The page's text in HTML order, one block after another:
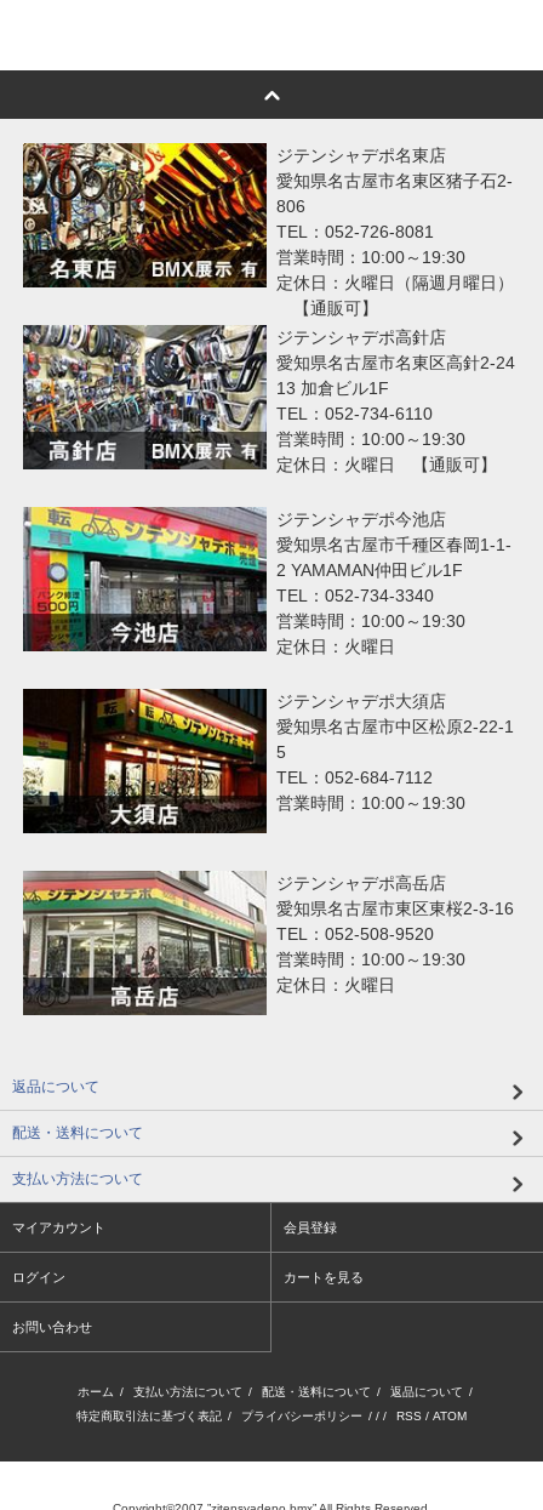
ジテンシャデポ名東店
愛知県名古屋市名東区猪子石2-
806
TEL：052-726-8081
営業時間：10:00～19:30
定休日：火曜日（隔週月曜日）
【通販可】
ジテンシャデポ高針店
愛知県名古屋市名東区高針2-24
13 加倉ビル1F
TEL：052-734-6110
営業時間：10:00～19:30
定休日：火曜日 【通販可】
ジテンシャデポ今池店
愛知県名古屋市千種区春岡1-1-
2 YAMAMAN仲田ビル1F
TEL：052-734-3340
営業時間：10:00～19:30
定休日：火曜日
ジテンシャデポ大須店
愛知県名古屋市中区松原2-22-1
5
TEL：052-684-7112
営業時間：10:00～19:30
ジテンシャデポ高岳店
愛知県名古屋市東区東桜2-3-16
TEL：052-508-9520
営業時間：10:00～19:30
定休日：火曜日
返品について
配送・送料について
支払い方法について
マイアカウント 会員登録
ログイン カートを見る
お問い合わせ
ホーム / 支払い方法について / 配送・送料について / 返品について /
特定商取引法に基づく表記 / プライバシーポリシー / / / RSS / ATOM